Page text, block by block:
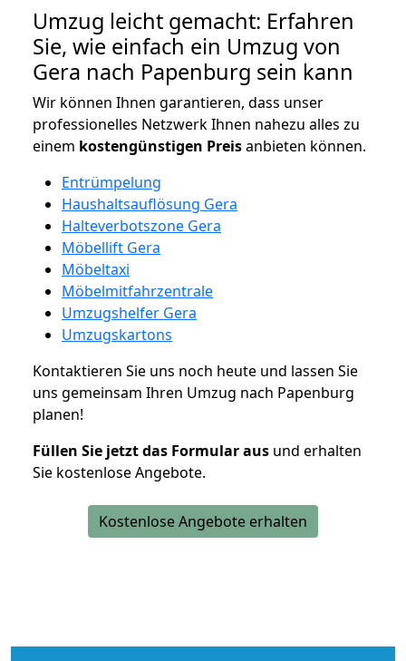
Umzug leicht gemacht: Erfahren
Sie, wie einfach ein Umzug von
Gera nach Papenburg sein kann
Wir können Ihnen garantieren, dass unser
professionelles Netzwerk Ihnen nahezu alles zu
einem kostengünstigen Preisanbieten können.
Entrümpelung
Haushaltsauflösung Gera
Halteverbotszone Gera
Möbellift Gera
Möbeltaxi
Möbelmitfahrzentrale
Umzugshelfer Gera
Umzugskartons
Kontaktieren Sie uns noch heute und lassen Sie
uns gemeinsam Ihren Umzug nach Papenburg
planen!
Füllen Sie jetzt das Formular aus und erhalten
Sie kostenlose Angebote.
Kostenlose Angebote erhalten